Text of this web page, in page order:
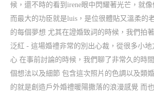
候，還不時的看到irene眼中閃耀著光芒，就
而最大的功臣就是‎luis，是位很體貼又溫柔的
的每個夢想 尤其在證婚致詞的時候，我們拍
泛紅 - 這場婚禮非常的別出心裁，從很多小地
心 在事前討論的時候，我們聊了非常久的時
個想法以及細節 包含這次照片的色調以及類
的就是創造戶外婚禮暖陽撒落的浪漫感覺 而